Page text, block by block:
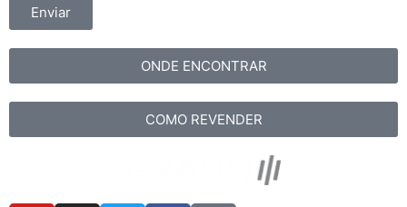
Enviar
ONDE ENCONTRAR
COMO REVENDER